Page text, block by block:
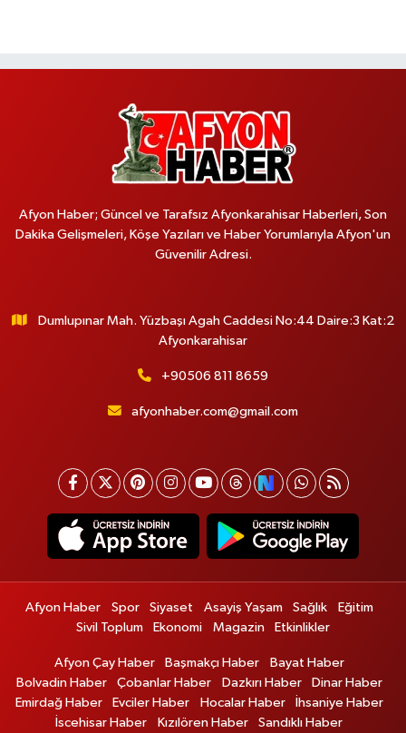
Afyon Haber; Güncel ve Tarafsız Afyonkarahisar Haberleri, Son
Dakika Gelişmeleri, Köşe Yazıları ve Haber Yorumlarıyla Afyon'un
Güvenilir Adresi.
Dumlupınar Mah. Yüzbaşı Agah Caddesi No:44 Daire:3 Kat:2
Afyonkarahisar
+90506 811 8659
afyonhaber.com@gmail.com
Afyon Haber Spor Siyaset Asayiş Yaşam Sağlık
Eğitim
Sivil Toplum
Ekonomi Magazin Etkinlikler
Afyon Çay Haber Başmakçı Haber
Bayat Haber
Bolvadin Haber
Çobanlar Haber Dazkırı Haber
Dinar Haber
Emirdağ Haber
Evciler Haber Hocalar Haber
İhsaniye Haber
İscehisar Haber
Kızılören Haber Sandıklı Haber